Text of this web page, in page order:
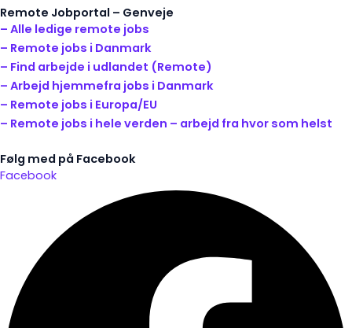
Remote Jobportal – Genveje
– Alle ledige remote jobs
– Remote jobs i Danmark
– Find arbejde i udlandet (Remote)
– Arbejd hjemmefra jobs i Danmark
– Remote jobs i Europa/EU
– Remote jobs i hele verden – arbejd fra hvor som helst
Følg med på Facebook
Facebook